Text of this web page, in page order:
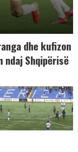
dhe kufizon
ndaj Shqipërisë